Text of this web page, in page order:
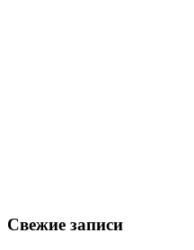
Свежие записи